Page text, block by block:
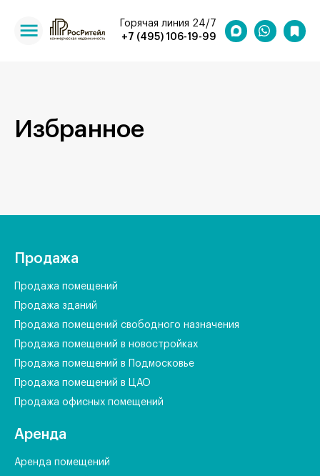
+7 (495) 106-19-99
Горячая линия 24/7
Избранное
Продажа
Продажа помещений
Продажа зданий
Продажа помещений свободного назначения
Продажа помещений в новостройках
Продажа помещений в Подмосковье
Продажа помещений в ЦАО
Продажа офисных помещений
Аренда
Аренда помещений